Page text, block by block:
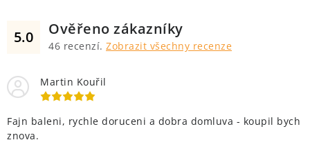
5.0 Ověřeno zákazníky
46 recenzí. Zobrazit všechny recenze
Martin Kouřil
Fajn baleni, rychle doruceni a dobra domluva - koupil bych
znova.